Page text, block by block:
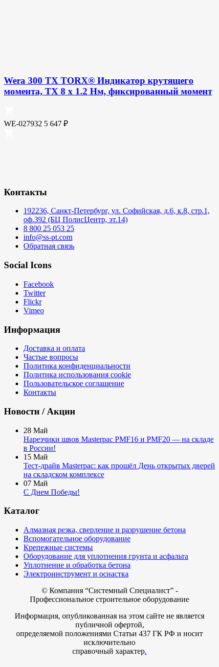
Wera 300 TX TORX® Индикатор крутящего
момента, TX 8 x 1.2 Нм, фиксированный момент
WE-027932 5 647 ₽
Контакты
192236, Санкт-Петербург, ул. Софийская, д.6, к.8, стр.1,
оф.392 (БЦ ПолисЦентр, эт.14)
8 800 25 053 25
info@ss-pt.com
Обратная связь
Social Icons
Facebook
Twitter
Flickr
Vimeo
Информация
Доставка и оплата
Частые вопросы
Политика конфиденциальности
Политика использования cookie
Пользовательское соглашение
Контакты
Новости / Акции
28 Май
Нарезчики швов Masterpac PMF16 и PMF20 — на складе
в России!
15 Май
Тест-драйв Masterpac: как прошёл День открытых дверей
на складском комплексе
07 Май
С Днем Победы!
Каталог
Алмазная резка, сверление и разрушение бетона
Вспомогательное оборудование
Крепежные системы
Оборудование для уплотнения грунта и асфальта
Уплотнение и обработка бетона
Электроинструмент и оснастка
© Компания “Системный Специалист” -
Профессиональное строительное оборудование
Информация, опубликованная на этом сайте не является
публичной офертой,
определяемой положениями Статьи 437 ГК РФ и носит
исключительно
справочный характер.